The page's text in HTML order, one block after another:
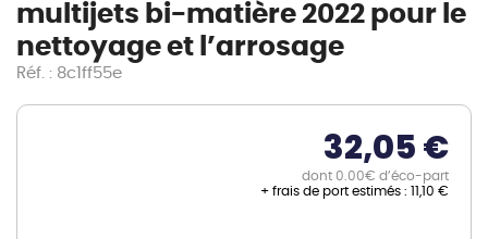
multijets bi-matière 2022 pour le
nettoyage et l’arrosage
Réf. : 8c1ff55e
32,05 €
dont 0.00€ d’éco-part
+ frais de port estimés : 11,10 €